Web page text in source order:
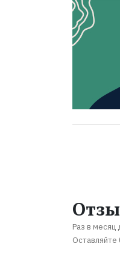
Раз в месяц
Оставляйте